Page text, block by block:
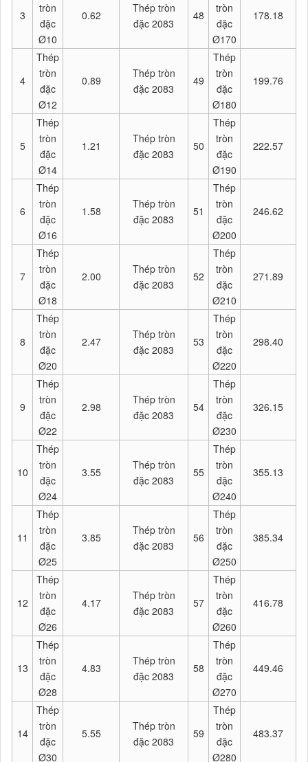
3
tròn
đặc
Ø10
0.62
Thép tròn
đặc 2083
48
tròn
đặc
Ø170
178.18
4
Thép
tròn
đặc
Ø12
0.89
Thép tròn
đặc 2083
49
Thép
tròn
đặc
Ø180
199.76
5
Thép
tròn
đặc
Ø14
1.21
Thép tròn
đặc 2083
50
Thép
tròn
đặc
Ø190
222.57
6
Thép
tròn
đặc
Ø16
1.58
Thép tròn
đặc 2083
51
Thép
tròn
đặc
Ø200
246.62
7
Thép
tròn
đặc
Ø18
2.00
Thép tròn
đặc 2083
52
Thép
tròn
đặc
Ø210
271.89
8
Thép
tròn
đặc
Ø20
2.47
Thép tròn
đặc 2083
53
Thép
tròn
đặc
Ø220
298.40
9
Thép
tròn
đặc
Ø22
2.98
Thép tròn
đặc 2083
54
Thép
tròn
đặc
Ø230
326.15
10
Thép
tròn
đặc
Ø24
3.55
Thép tròn
đặc 2083
55
Thép
tròn
đặc
Ø240
355.13
11
Thép
tròn
đặc
Ø25
3.85
Thép tròn
đặc 2083
56
Thép
tròn
đặc
Ø250
385.34
12
Thép
tròn
đặc
Ø26
4.17
Thép tròn
đặc 2083
57
Thép
tròn
đặc
Ø260
416.78
13
Thép
tròn
đặc
Ø28
4.83
Thép tròn
đặc 2083
58
Thép
tròn
đặc
Ø270
449.46
14
Thép
tròn
đặc
Ø30
5.55
Thép tròn
đặc 2083
59
Thép
tròn
đặc
Ø280
483.37